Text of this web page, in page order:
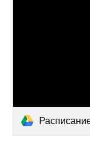
Расписание